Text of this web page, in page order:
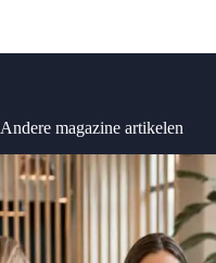
Andere magazine artikelen